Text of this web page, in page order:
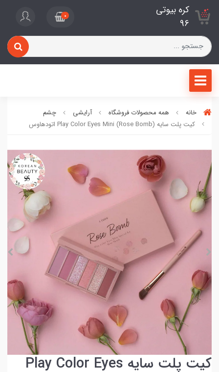
کره بیوتی
96
0
خانه همه محصولات فروشگاه آرایشی
چشم
کیت پلت سایه Play Color Eyes Mini (Rose Bomb) اتودهاوس
کیت پلت سایه Play Color Eyes